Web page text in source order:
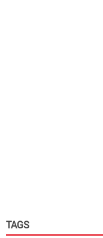
TAGS